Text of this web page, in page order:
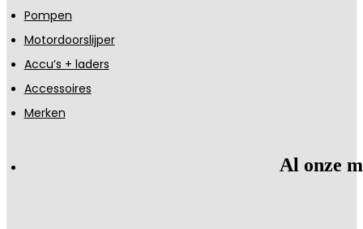
Pompen
Motordoorslijper
Accu’s + laders
Accessoires
Merken
Al onze